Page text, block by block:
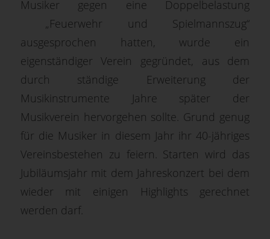
Musiker gegen eine Doppelbelastung
„Feuerwehr und Spielmannszug“
ausgesprochen hatten, wurde ein
eigenständiger Verein gegründet, aus dem
durch ständige Erweiterung der
Musikinstrumente Jahre später der
Musikverein hervorgehen sollte. Grund genug
für die Musiker in diesem Jahr ihr 40-jähriges
Vereinsbestehen zu feiern. Starten wird das
Jubiläumsjahr mit dem Jahreskonzert bei dem
wieder mit einigen Highlights gerechnet
werden darf.